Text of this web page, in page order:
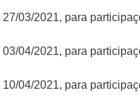
27/03/2021, para
03/04/2021, para
10/04/2021, para